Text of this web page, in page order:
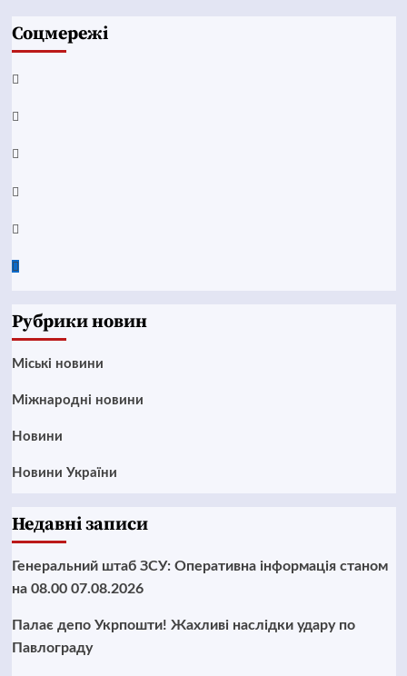
Соцмережі
Facebook
YouTube
Telegram
Instagram
Twitter
Google
Рубрики новин
Mіські новини
Міжнародні новини
Новини
Новини України
Недавні записи
Генеральний штаб ЗСУ: Оперативна інформація станом
на 08.00 07.08.2026
Палає депо Укрпошти! Жахливі наслідки удару по
Павлограду